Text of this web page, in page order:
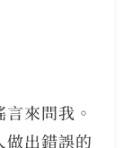
來問我。
做出錯誤的